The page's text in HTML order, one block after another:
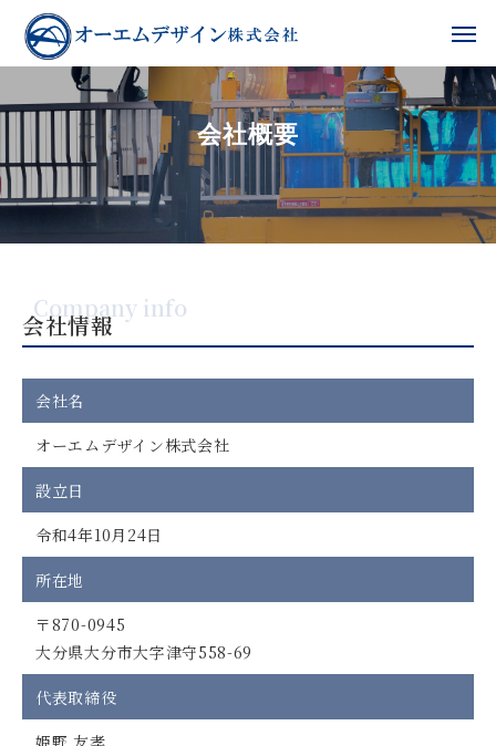
会社概要
Company info
会社情報
会社名
オーエムデザイン株式会社
設立日
令和4年10月24日
所在地
〒870-0945
大分県大分市大字津守558-69
代表取締役
姫野 友孝